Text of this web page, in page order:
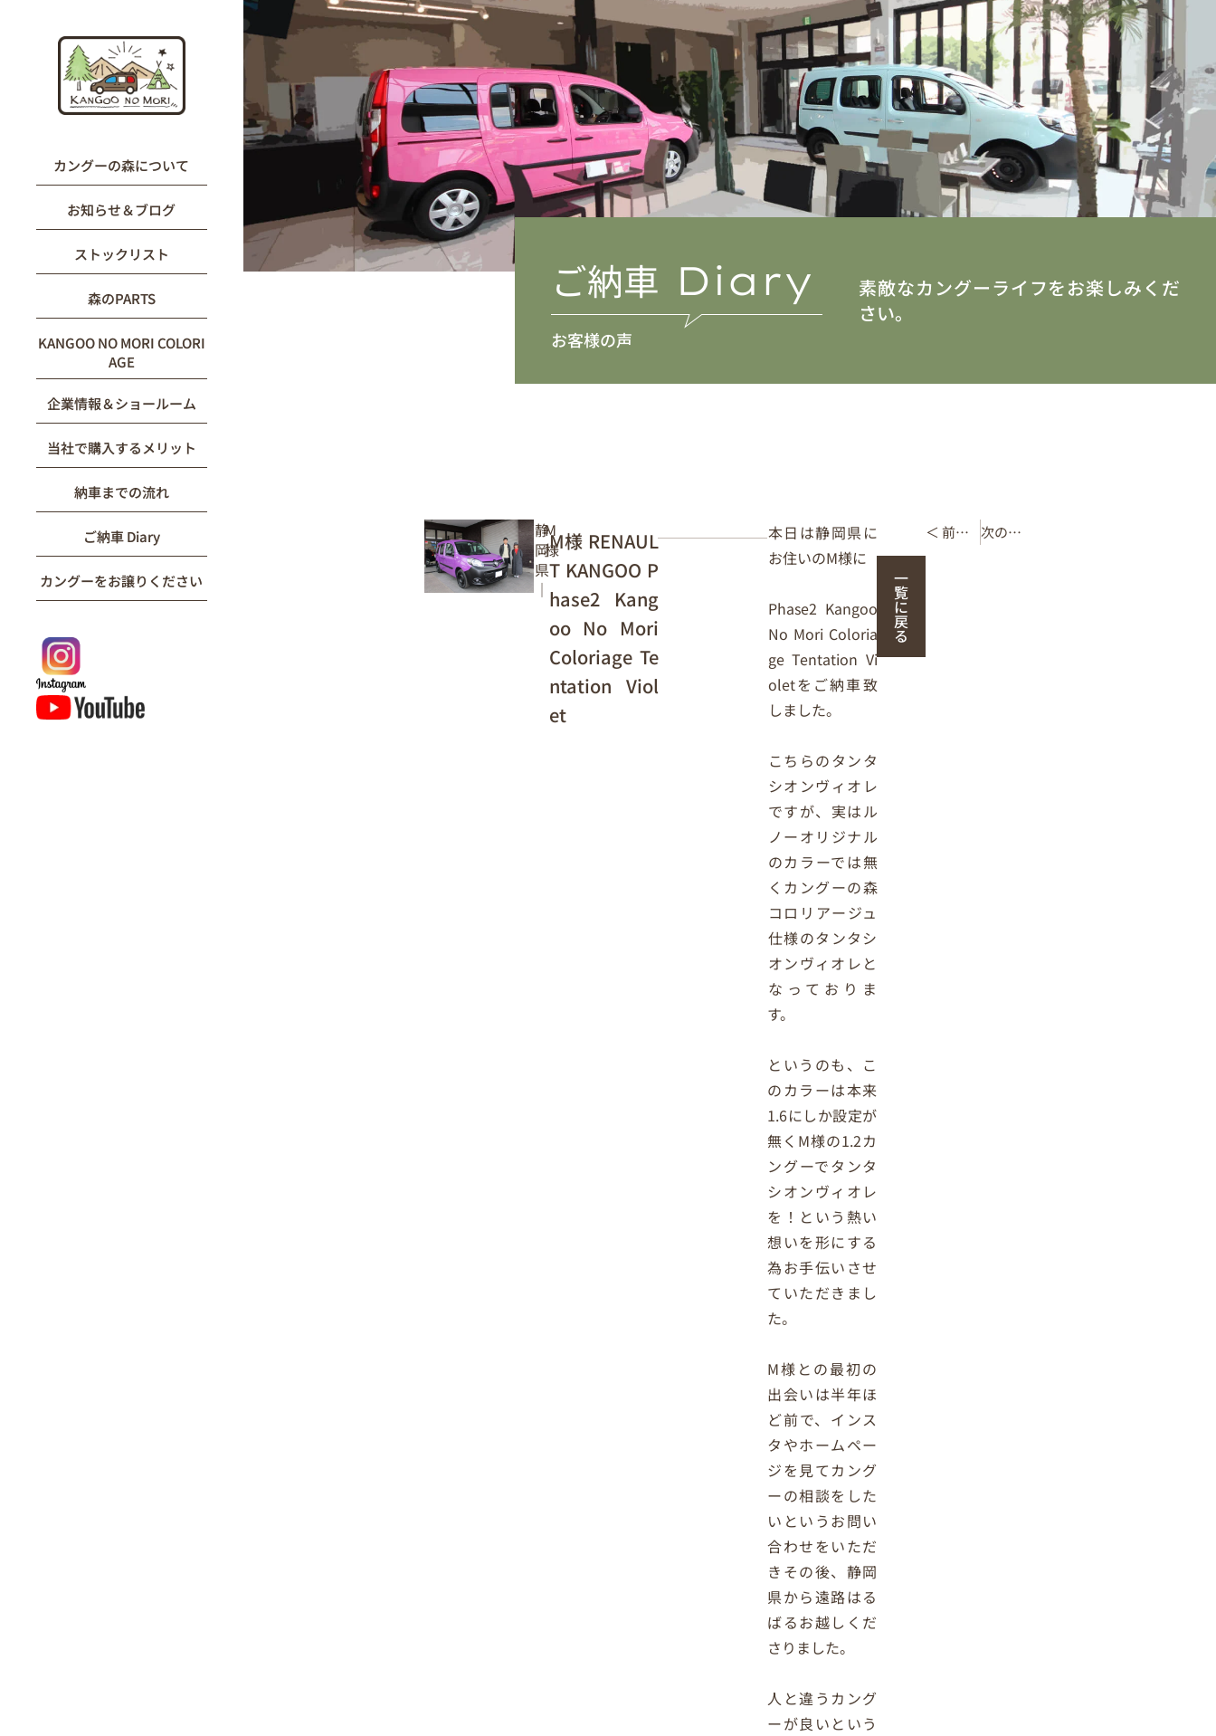
カングーの森について
お知らせ＆ブログ
ストックリスト
森のPARTS
KANGOO NO MORI COLORI
AGE
企業情報＆ショールーム
当社で購入するメリット
納車までの流れ
ご納車 Diary
カングーをお譲りください
ご納車 Diary
お客様の声
素敵なカングーライフをお楽しみくだ
さい。
静
岡
県
｜
M
様
M様 RENAUL
T KANGOO P
hase2 Kang
oo No Mori
Coloriage Te
ntation Viol
et
本日は静岡県に
お住いのM様に
Phase2 Kangoo
No Mori Coloria
ge Tentation Vi
oletをご納車致
しました。
こちらのタンタ
シオンヴィオレ
ですが、実はル
ノーオリジナル
のカラーでは無
くカングーの森
コロリアージュ
仕様のタンタシ
オンヴィオレと
なっておりま
す。
というのも、こ
のカラーは本来
1.6にしか設定が
無くM様の1.2カ
ングーでタンタ
シオンヴィオレ
を！という熱い
想いを形にする
為お手伝いさせ
ていただきまし
た。
M様との最初の
出会いは半年ほ
ど前で、インス
タやホームペー
ジを見てカング
ーの相談をした
いというお問い
合わせをいただ
きその後、静岡
県から遠路はる
ばるお越しくだ
さりました。
人と違うカング
ーが良いという
一
覧
に
戻
る
＜ 前の記事 次の記事 ＞